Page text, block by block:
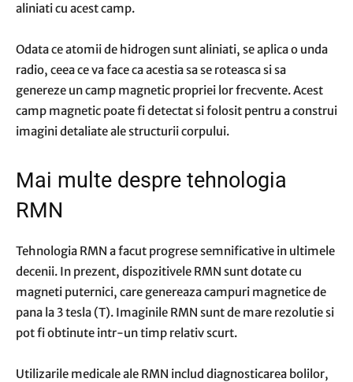
aliniati cu acest camp.
Odata ce atomii de hidrogen sunt aliniati, se aplica o unda
radio, ceea ce va face ca acestia sa se roteasca si sa
genereze un camp magnetic propriei lor frecvente. Acest
camp magnetic poate fi detectat si folosit pentru a construi
imagini detaliate ale structurii corpului.
Mai multe despre tehnologia
RMN
Tehnologia RMN a facut progrese semnificative in ultimele
decenii. In prezent, dispozitivele RMN sunt dotate cu
magneti puternici, care genereaza campuri magnetice de
pana la 3 tesla (T). Imaginile RMN sunt de mare rezolutie si
pot fi obtinute intr-un timp relativ scurt.
Utilizarile medicale ale RMN includ diagnosticarea bolilor,